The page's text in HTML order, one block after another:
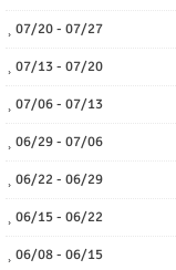
07/20 - 07/27
07/13 - 07/20
07/06 - 07/13
06/29 - 07/06
06/22 - 06/29
06/15 - 06/22
06/08 - 06/15